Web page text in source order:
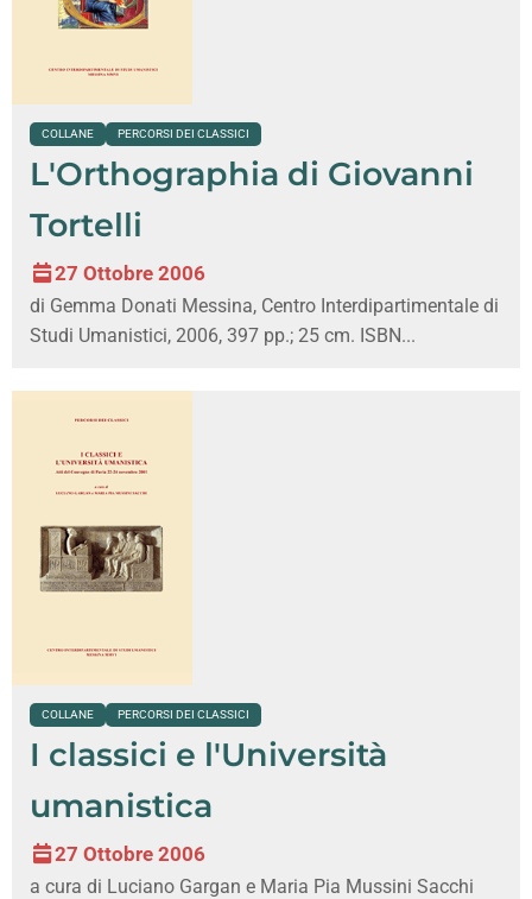
COLLANE PERCORSI DEI CLASSICI
L'Orthographia di Giovanni
Tortelli
27 Ottobre 2006
di Gemma Donati Messina, Centro Interdipartimentale di
Studi Umanistici, 2006, 397 pp.; 25 cm. ISBN...
COLLANE PERCORSI DEI CLASSICI
I classici e l'Università
umanistica
27 Ottobre 2006
a cura di Luciano Gargan e Maria Pia Mussini Sacchi